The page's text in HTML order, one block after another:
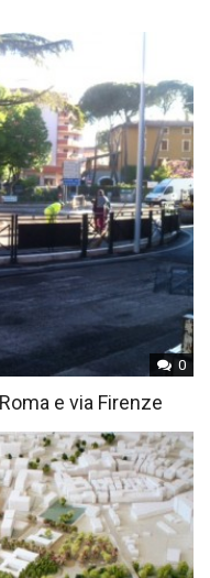
0
e via Firenze